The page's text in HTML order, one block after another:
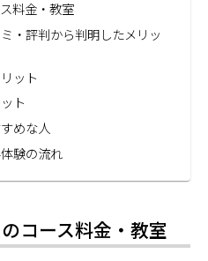
料金・教室
・評判から判明したメリッ
ット
ト
めな人
験の流れ
コース料金・教室